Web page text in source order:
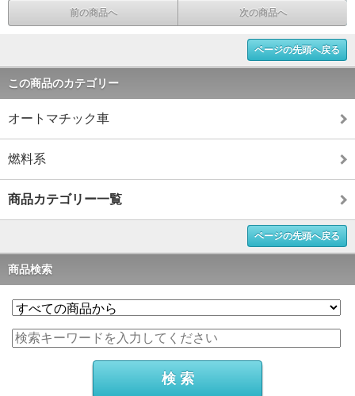
前の商品へ 次の商品へ
ページの先頭へ戻る
この商品のカテゴリー
オートマチック車
燃料系
商品カテゴリー一覧
ページの先頭へ戻る
商品検索